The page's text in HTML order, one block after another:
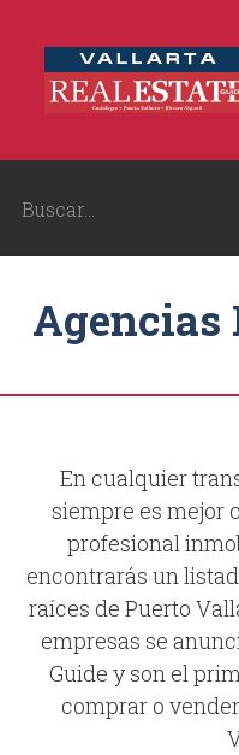
En cualquier
siempre es mejor
profesional
encontrarás un
raíces de Puerto
empresas se
Guide y son el
comprar o